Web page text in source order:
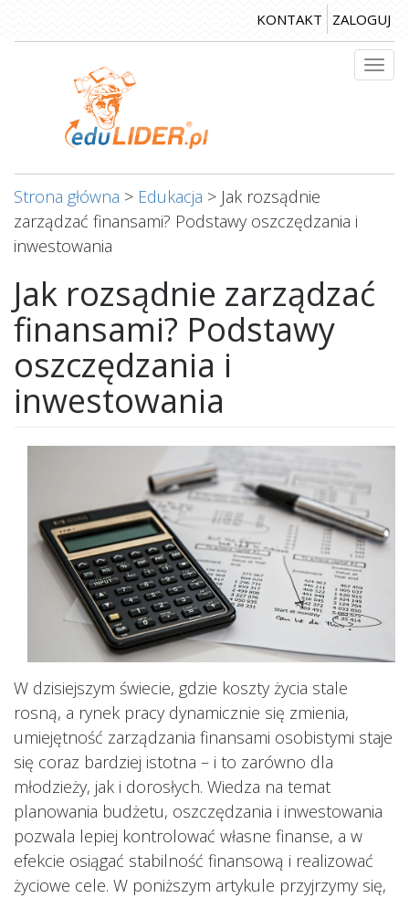
do
KONTAKT ZALOGUJ
Strona główna > Edukacja > Jak rozsądnie
zarządzać finansami? Podstawy oszczędzania i
inwestowania
Jak rozsądnie zarządzać
finansami? Podstawy
oszczędzania i
inwestowania
W dzisiejszym świecie, gdzie koszty życia stale
rosną, a rynek pracy dynamicznie się zmienia,
umiejętność zarządzania finansami osobistymi staje
się coraz bardziej istotna – i to zarówno dla
młodzieży, jak i dorosłych. Wiedza na temat
planowania budżetu, oszczędzania i inwestowania
pozwala lepiej kontrolować własne finanse, a w
efekcie osiągać stabilność finansową i realizować
życiowe cele. W poniższym artykule przyjrzymy się,